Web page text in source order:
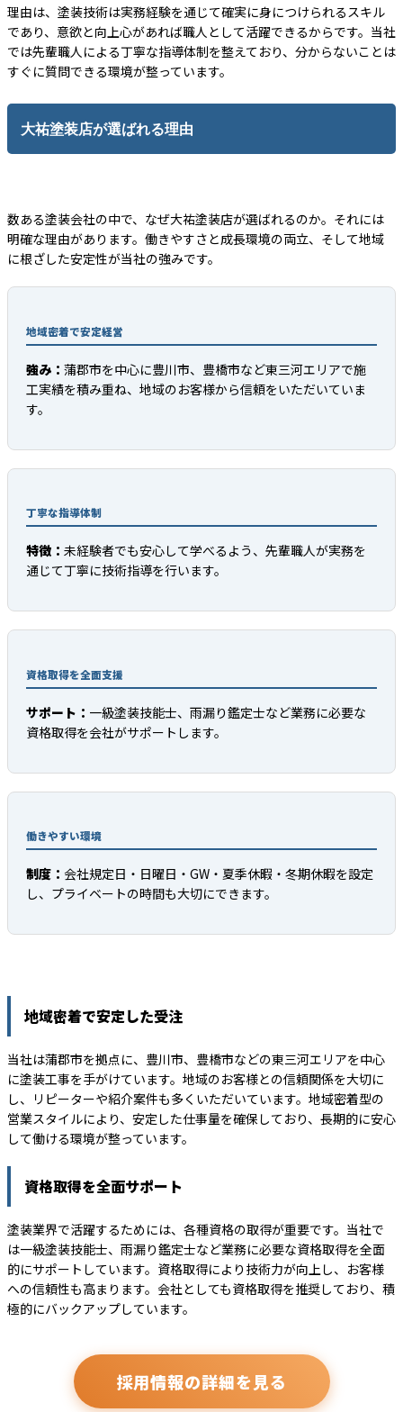
理由は、塗装技術は実務経験を通じて確実に身につけられるスキル
であり、意欲と向上心があれば職人として活躍できるからです。当社
では先輩職人による丁寧な指導体制を整えており、分からないことは
すぐに質問できる環境が整っています。
大祐塗装店が選ばれる理由
数ある塗装会社の中で、なぜ大祐塗装店が選ばれるのか。それには
明確な理由があります。働きやすさと成長環境の両立、そして地域
に根ざした安定性が当社の強みです。
地域密着で安定経営
強み： 蒲郡市を中心に豊川市、豊橋市など東三河エリアで施
工実績を積み重ね、地域のお客様から信頼をいただいていま
す。
丁寧な指導体制
特徴： 未経験者でも安心して学べるよう、先輩職人が実務を
通じて丁寧に技術指導を行います。
資格取得を全面支援
サポート： 一級塗装技能士、雨漏り鑑定士など業務に必要な
資格取得を会社がサポートします。
働きやすい環境
制度： 会社規定日・日曜日・GW・夏季休暇・冬期休暇を設定
し、プライベートの時間も大切にできます。
地域密着で安定した受注
当社は蒲郡市を拠点に、豊川市、豊橋市などの東三河エリアを中心
に塗装工事を手がけています。地域のお客様との信頼関係を大切に
し、リピーターや紹介案件も多くいただいています。地域密着型の
営業スタイルにより、安定した仕事量を確保しており、長期的に安心
して働ける環境が整っています。
資格取得を全面サポート
塗装業界で活躍するためには、各種資格の取得が重要です。当社で
は一級塗装技能士、雨漏り鑑定士など業務に必要な資格取得を全面
的にサポートしています。資格取得により技術力が向上し、お客様
への信頼性も高まります。会社としても資格取得を推奨しており、積
極的にバックアップしています。
採用情報の詳細を見る